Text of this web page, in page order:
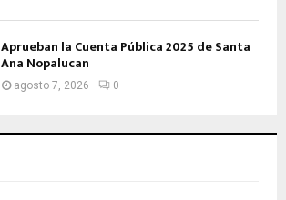
Aprueban la Cuenta Pública 2025 de Santa
Ana Nopalucan
agosto 7, 2026 0